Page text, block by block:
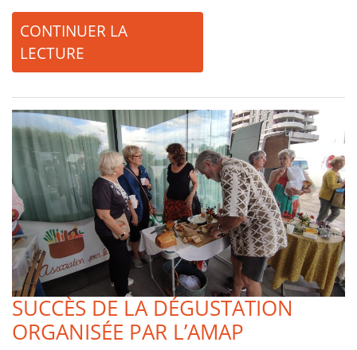
CONTINUER LA
LECTURE
SUCCÈS DE LA DÉGUSTATION
ORGANISÉE PAR L’AMAP